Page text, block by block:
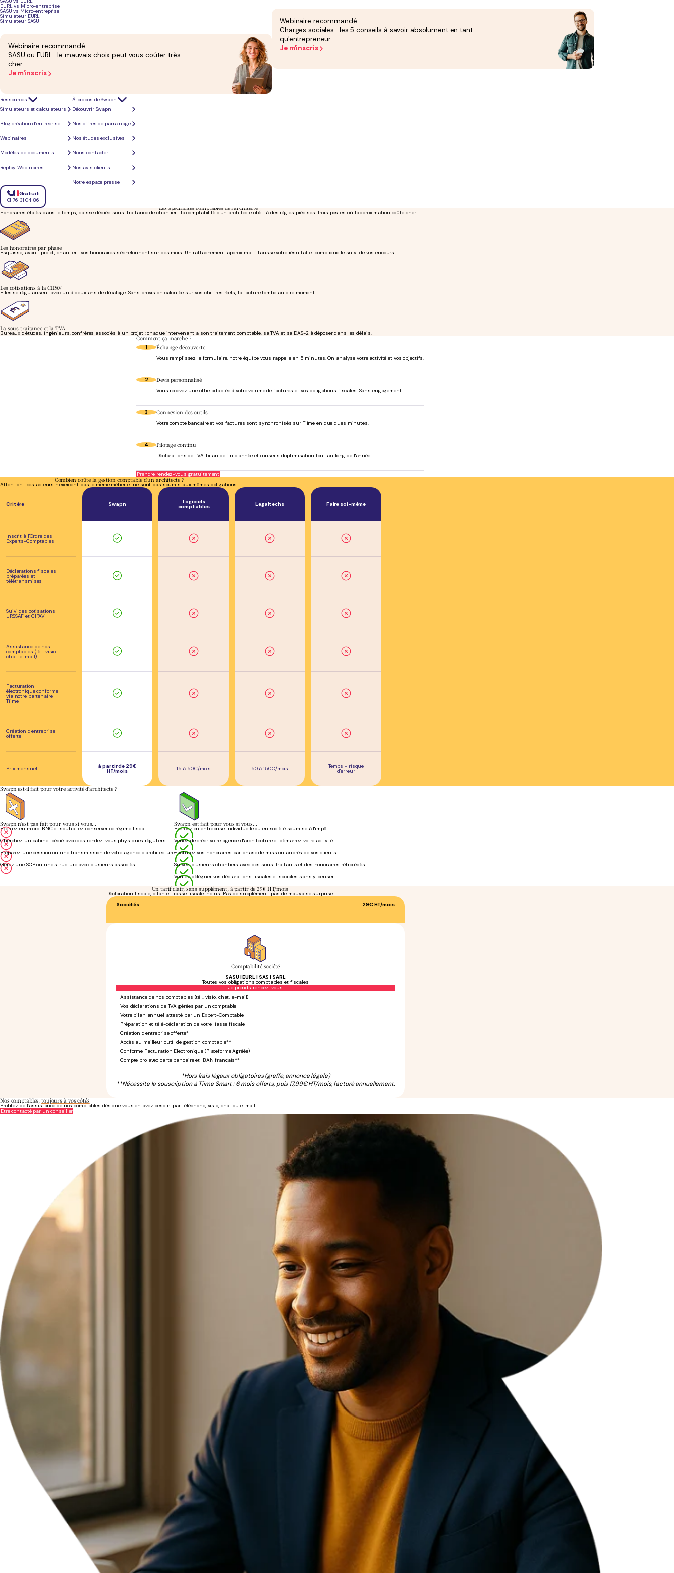
EURL vs Micro-entreprise
SASU vs Micro-entreprise
Simulateur EURL
Simulateur SASU
Webinaire recommandé
SASU ou EURL : le mauvais choix peut vous coûter très
cher
Je m'inscris
Webinaire recommandé
Charges sociales : les 5 conseils à savoir absolument en tant
qu'entrepreneur
Je m'inscris
Ressources
Simulateurs et calculateurs
Blog création d’entreprise
Webinaires
Modèles de documents
Replay Webinaires
À propos de Swapn
Découvrir Swapn
Nos offres de parrainage
Nos études exclusives
Nous contacter
Nos avis clients
Notre espace presse
Gratuit
01 76 31 04 86
Choix du statut
Entreprise individuelle au BNC ou société soumise à l'impôt : chaque régime a ses obligations. Vos déclarations suivent le cadre de votre structure.
Facturation électronique
La réception de factures électroniques devient obligatoire en septembre 2026. L'offre reste conforme à cette obligation via notre partenaire Tiime, plateforme agréée.
Les spécificités comptables de l'architecte
Honoraires étalés dans le temps, caisse dédiée, sous-traitance de chantier : la comptabilité d'un architecte obéit à des règles précises. Trois postes où l'approximation coûte cher.
Les honoraires par phase
Esquisse, avant-projet, chantier : vos honoraires s'échelonnent sur des mois. Un rattachement approximatif fausse votre résultat et complique le suivi de vos encours.
Les cotisations à la CIPAV
Elles se régularisent avec un à deux ans de décalage. Sans provision calculée sur vos chiffres réels, la facture tombe au pire moment.
La sous-traitance et la TVA
Bureaux d'études, ingénieurs, confrères associés à un projet : chaque intervenant a son traitement comptable, sa TVA et sa DAS-2 à déposer dans les délais.
Comment ça marche ?
1 Échange découverte
Vous remplissez le formulaire, notre équipe vous rappelle en 5 minutes. On analyse votre activité et vos objectifs.
2 Devis personnalisé
Vous recevez une offre adaptée à votre volume de factures et vos obligations fiscales. Sans engagement.
3 Connexion des outils
Votre compte bancaire et vos factures sont synchronisés sur Tiime en quelques minutes.
4 Pilotage continu
Déclarations de TVA, bilan de fin d'année et conseils d'optimisation tout au long de l'année.
Prendre rendez-vous gratuitement
Combien coûte la gestion comptable d'un architecte ?
Attention : ces acteurs n'exercent pas le même métier et ne sont pas soumis aux mêmes obligations.
Critère Swapn Logiciels
comptables Legaltechs Faire soi-même
Inscrit à l'Ordre des
Experts-Comptables
Déclarations fiscales
préparées et
télétransmises
Suivi des cotisations
URSSAF et CIPAV
Assistance de nos
comptables (tél., visio,
chat, e-mail)
Facturation
électronique conforme
via notre partenaire
Tiime
Création d'entreprise
offerte
Prix mensuel à partir de 29€
HT/mois 15 à 50€/mois 50 à 150€/mois Temps + risque
d'erreur
Swapn est-il fait pour votre activité d'architecte ?
Swapn n'est pas fait pour vous si vous…
Exercez en micro-BNC et souhaitez conserver ce régime fiscal
Cherchez un cabinet dédié avec des rendez-vous physiques réguliers
Préparez une cession ou une transmission de votre agence d'architecture
Gérez une SCP ou une structure avec plusieurs associés
Swapn est fait pour vous si vous…
Exercez en entreprise individuelle ou en société soumise à l'impôt
Venez de créer votre agence d'architecture et démarrez votre activité
Facturez vos honoraires par phase de mission auprès de vos clients
Suivez plusieurs chantiers avec des sous-traitants et des honoraires rétrocédés
Voulez déléguer vos déclarations fiscales et sociales sans y penser
Un tarif clair, sans supplément, à partir de 29€ HT/mois
Déclaration fiscale, bilan et liasse fiscale inclus. Pas de supplément, pas de mauvaise surprise.
Sociétés
29€ HT/mois
Comptabilité société
SASU | EURL | SAS | SARL
Toutes vos obligations comptables et fiscales
Je prends rendez-vous
Sans engagement
Assistance de nos comptables (tél., visio, chat, e-mail)
Vos déclarations de TVA gérées par un comptable
Votre bilan annuel attesté par un Expert-Comptable
Préparation et télé-déclaration de votre liasse fiscale
Création d'entreprise offerte*
Accès au meilleur outil de gestion comptable**
Conforme Facturation Electronique (Plateforme Agréée)
Compte pro avec carte bancaire et IBAN français**
*Hors frais légaux obligatoires (greffe, annonce légale)
**Nécessite la souscription à Tiime Smart : 6 mois offerts, puis 17,99€ HT/mois, facturé annuellement.
Nos comptables,toujours à vos côtés
Profitez de l’assistance de nos comptables dès que vous en avez besoin, par téléphone, visio, chat ou e-mail.
Être contacté par un conseiller